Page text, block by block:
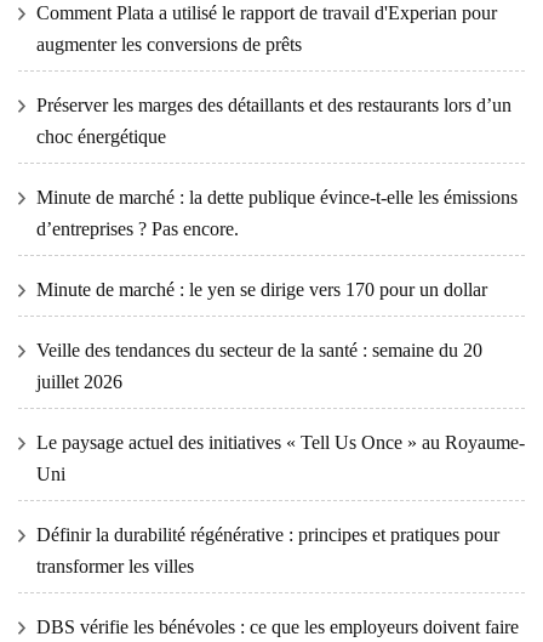
Comment Plata a utilisé le rapport de travail d'Experian pour
augmenter les conversions de prêts
Préserver les marges des détaillants et des restaurants lors d’un
choc énergétique
Minute de marché : la dette publique évince-t-elle les émissions
d’entreprises ? Pas encore.
Minute de marché : le yen se dirige vers 170 pour un dollar
Veille des tendances du secteur de la santé : semaine du 20
juillet 2026
Le paysage actuel des initiatives « Tell Us Once » au Royaume-
Uni
Définir la durabilité régénérative : principes et pratiques pour
transformer les villes
DBS vérifie les bénévoles : ce que les employeurs doivent faire